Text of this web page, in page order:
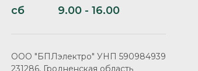
сб
9.00 - 16.00
ООО "БПЛэлектро" УНП 590984939
231286, Гродненская область